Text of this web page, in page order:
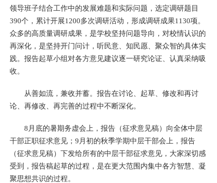
领导班子结合工作中的发展难题和实际问题，选定调研题目
390个，累计开展1200多次调研活动，形成调研成果1130项。
众多的高质量调研成果，是学校坚持问题导向，对校情认识的
再深化，是坚持开门问计，听民意、知民愿、聚众智的具体实
践。报告起草小组对各方意见建议逐一研究论证、认真采纳吸
收。
从善如流，兼收并蓄。报告在讨论、起草、修改和再讨
论、再修改、再完善的过程中不断深化。
8月底的暑期务虚会上，报告（征求意见稿）向全体中层
干部正职征求意见；9月初的秋季学期中层干部会上，报告
（征求意见稿）下发给所有的中层干部征求意见，大家深切感
受到，报告稿起草的过程，是在更大范围内集中各方智慧、凝
聚思想共识的过程。